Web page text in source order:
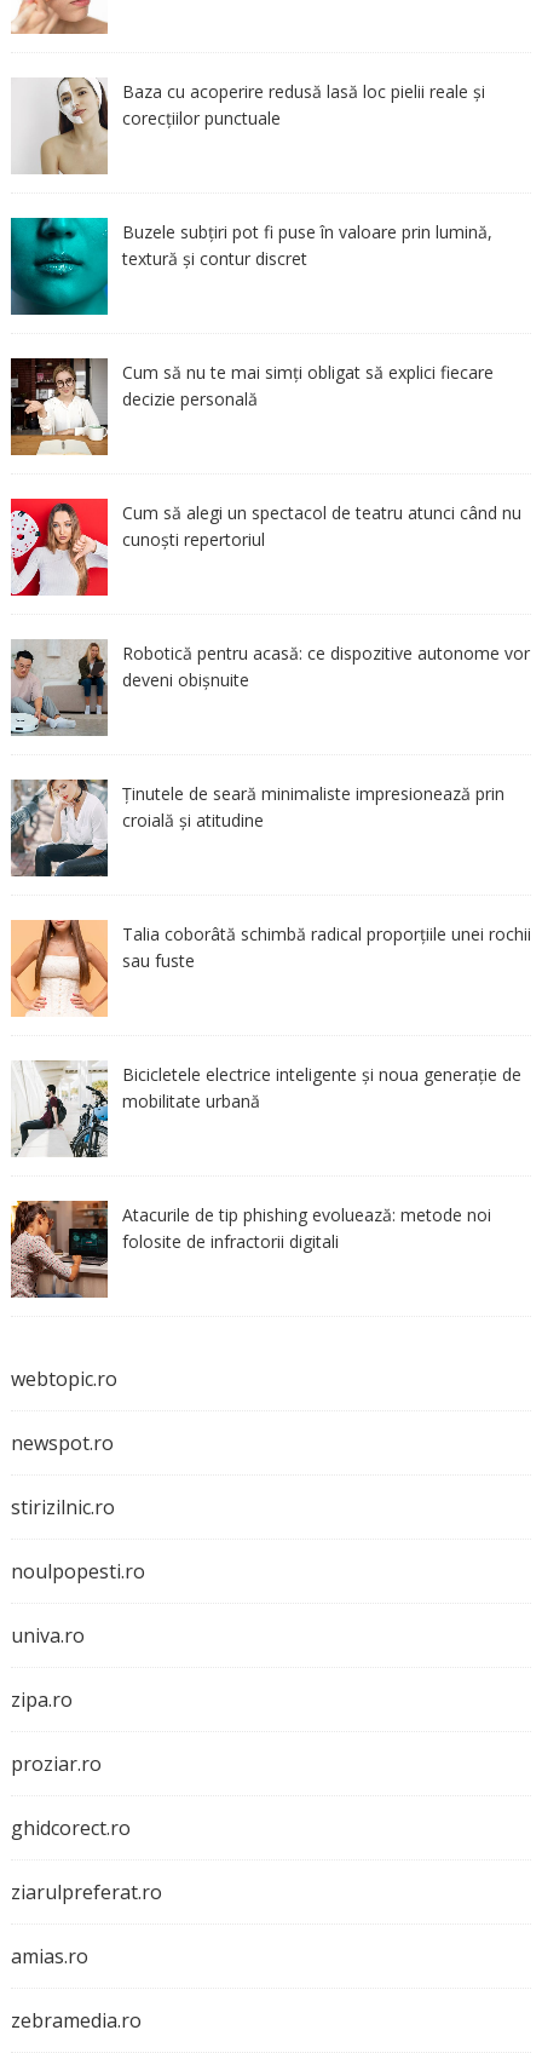
Baza cu acoperire redusă lasă loc pielii reale și
corecțiilor punctuale
Buzele subțiri pot fi puse în valoare prin lumină,
textură și contur discret
Cum să nu te mai simți obligat să explici fiecare
decizie personală
Cum să alegi un spectacol de teatru atunci când nu
cunoști repertoriul
Robotică pentru acasă: ce dispozitive autonome vor
deveni obișnuite
Ținutele de seară minimaliste impresionează prin
croială și atitudine
Talia coborâtă schimbă radical proporțiile unei rochii
sau fuste
Bicicletele electrice inteligente și noua generație de
mobilitate urbană
Atacurile de tip phishing evoluează: metode noi
folosite de infractorii digitali
webtopic.ro
newspot.ro
stirizilnic.ro
noulpopesti.ro
univa.ro
zipa.ro
proziar.ro
ghidcorect.ro
ziarulpreferat.ro
amias.ro
zebramedia.ro